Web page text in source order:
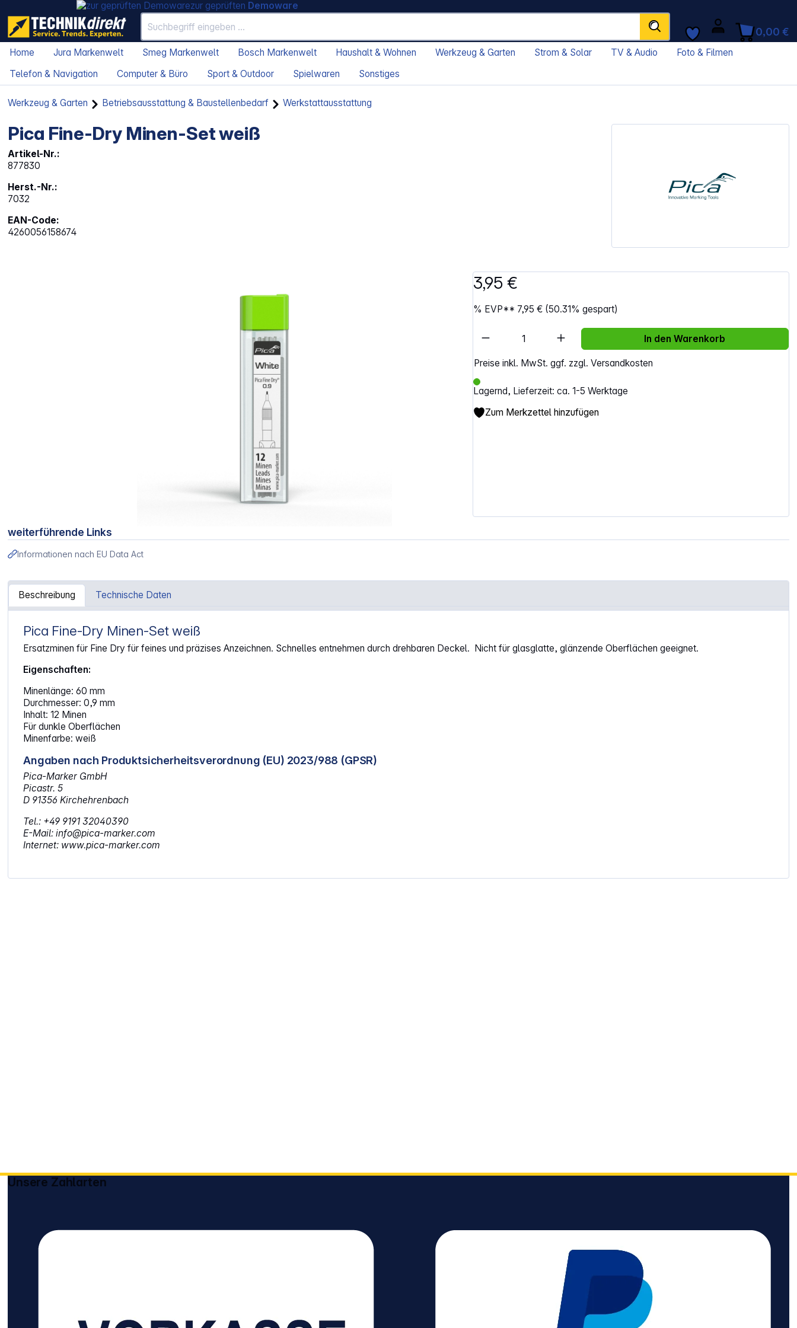
zur geprüften Demoware
0,00 €
Home Jura Markenwelt Smeg Markenwelt Bosch Markenwelt Haushalt & Wohnen Werkzeug & Garten Strom & Solar TV & Audio
Foto & Filmen
Telefon & Navigation
Computer & Büro Sport & Outdoor Spielwaren Sonstiges
Werkzeug & Garten Betriebsausstattung & Baustellenbedarf Werkstattausstattung
Pica Fine-Dry Minen-Set weiß
Artikel-Nr.:
877830
Herst.-Nr.:
7032
EAN-Code:
4260056158674
3,95 €
% EVP** 7,95 € (50.31% gespart)
Preise inkl. MwSt. ggf. zzgl. Versandkosten
Lagernd, Lieferzeit: ca. 1-5 Werktage
Artikel Anzahl: Gib den gewünschten Wert ein
In den Warenkorb
Zum Merkzettel hinzufügen
weiterführende Links
Informationen nach EU Data Act
Beschreibung Technische Daten
Artikelinformationen "Pica Fine-Dry Minen-Set weiß"
Pica Fine-Dry Minen-Set weiß
Ersatzminen für Fine Dry für feines und präzises Anzeichnen. Schnelles entnehmen durch drehbaren Deckel. Nicht für glasglatte, glänzende Oberflächen geeignet.
Eigenschaften:
Minenlänge: 60 mm
Durchmesser: 0,9 mm
Inhalt: 12 Minen
Für dunkle Oberflächen
Minenfarbe: weiß
Angaben nach Produktsicherheitsverordnung (EU) 2023/988 (GPSR)
Pica-Marker GmbH
Picastr. 5
D 91356 Kirchehrenbach
Tel.: +49 9191 32040390
E-Mail: info@pica-marker.com
Internet: www.pica-marker.com
Unsere Zahlarten